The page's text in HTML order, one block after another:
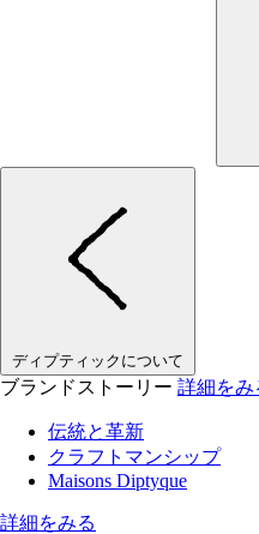
ディプティックについて
ブランドストーリー 詳細をみ
伝統と革新
クラフトマンシップ
Maisons Diptyque
詳細をみる